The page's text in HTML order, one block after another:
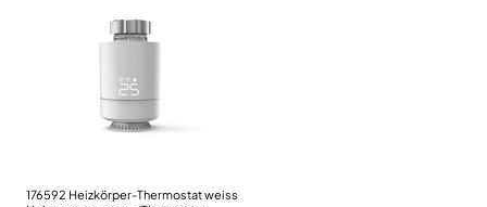
176592 Heizkörper-Thermostat weiss